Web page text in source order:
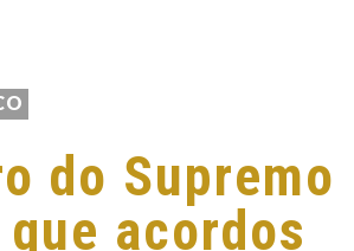
do Supremo
acordos